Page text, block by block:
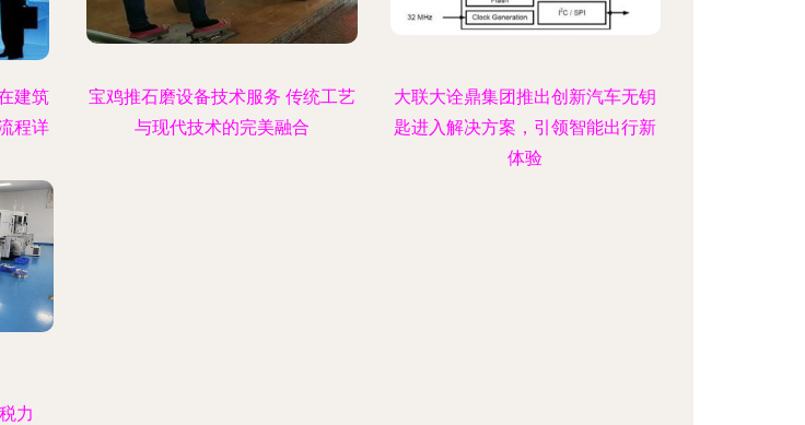
建筑
程详
宝鸡推石磨设备技术服务 传统工艺
与现代技术的完美融合
大联大诠鼎集团推出创新汽车无钥
匙进入解决方案，引领智能出行新
体验
力